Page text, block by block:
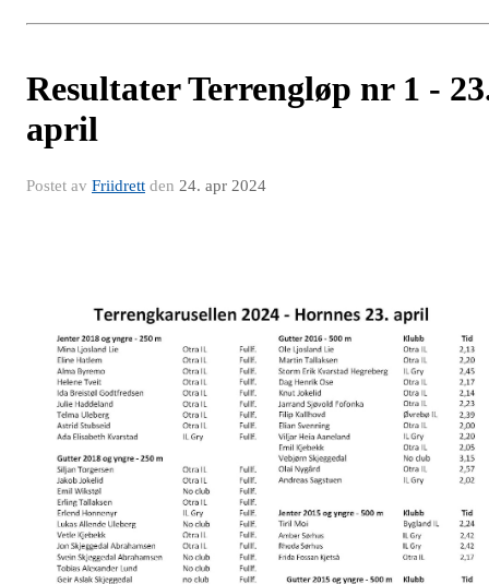
Resultater Terrengløp nr 1 -
april
Postet av Friidrett den 24. apr 2024